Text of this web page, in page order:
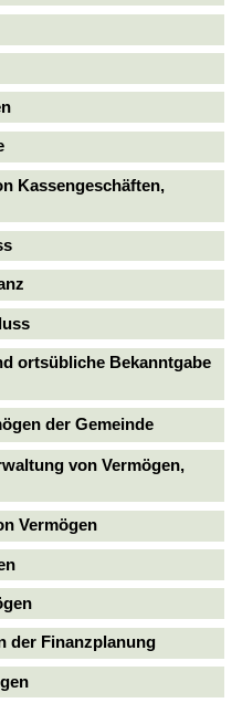
Kassengeschäften,
ortsübliche Bekanntgabe
der Gemeinde
von Vermögen,
Vermögen
der Finanzplanung